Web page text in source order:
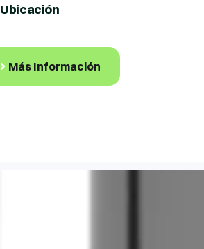
Ubicación
Más Información